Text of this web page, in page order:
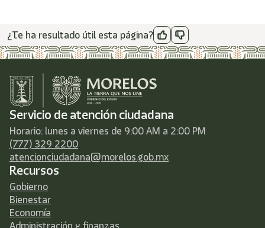
¿Te ha resultado útil esta página?
Servicio de atención ciudadana
Horario: lunes a viernes de 9:00 AM a 2:00 PM
(777) 329 2200
atencionciudadana@morelos.gob.mx
Recursos
Gobierno
Bienestar
Economía